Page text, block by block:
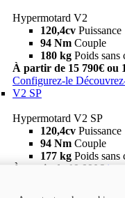
Hypermotard V2
120,4cv Puissance
94 Nm Couple
180 kg Poids sans
À partir de 15 790€ ou
Configurez-le
V2 SP
Hypermotard V2 SP
120,4cv Puissance
94 Nm Couple
177 kg Poids sans
À partir de 19 990€ i
new
V2 SP 100